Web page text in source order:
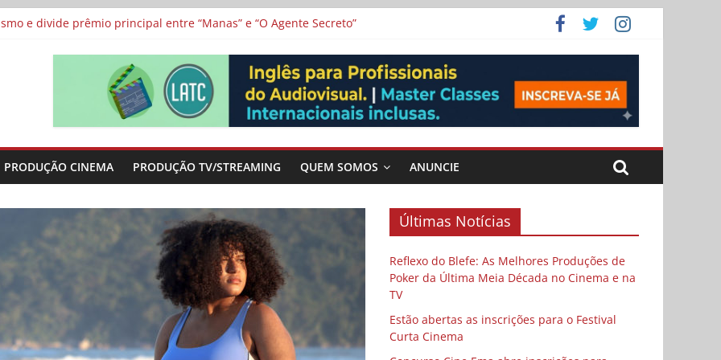
adaptação brasileira de série argentina para o cinema
Poker da Última Meia Década no Cinema e na TV
Cinema
de escolas públicas
PRODUÇÃO CINEMA PRODUÇÃO TV/STREAMING QUEM SOMOS ANUNCIE
Últimas Notícias
Reflexo do Blefe: As Melhores Produções de
Poker da Última Meia Década no Cinema e na
TV
Estão abertas as inscrições para o Festival
Curta Cinema